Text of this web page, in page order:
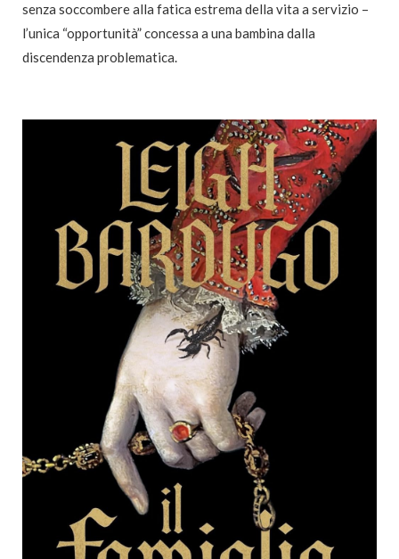
senza soccombere alla fatica estrema della vita a servizio –
l’unica “opportunità” concessa a una bambina dalla
discendenza problematica.